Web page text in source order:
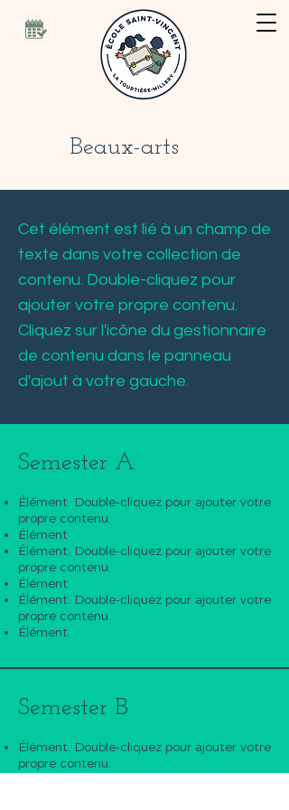
Beaux-arts
Cet élément est lié à un champ de
texte dans votre collection de
contenu. Double-cliquez pour
ajouter votre propre contenu.
Cliquez sur l'icône du gestionnaire
de contenu dans le panneau
d'ajout à votre gauche.
Semester A
Élément. Double-cliquez pour ajouter votre
propre contenu.
Élément
Élément. Double-cliquez pour ajouter votre
propre contenu.
Élément
Élément. Double-cliquez pour ajouter votre
propre contenu.
Élément.
Semester B
Élément. Double-cliquez pour ajouter votre
propre contenu.